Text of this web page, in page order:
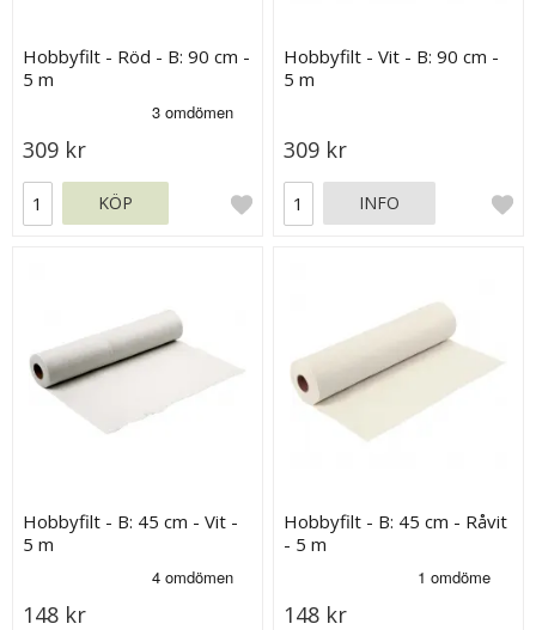
Hobbyfilt - Röd - B: 90 cm -
5 m
309 kr
KÖP
Hobbyfilt - Vit - B: 90 cm -
5 m
309 kr
INFO
Hobbyfilt - B: 45 cm - Vit -
5 m
148 kr
Hobbyfilt - B: 45 cm - Råvit
- 5 m
148 kr